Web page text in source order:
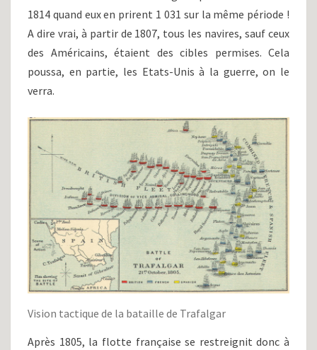
1814 quand eux en prirent 1 031 sur la même période !
A dire vrai, à partir de 1807, tous les navires, sauf ceux
des Américains, étaient des cibles permises. Cela
poussa, en partie, les Etats-Unis à la guerre, on le
verra.
Vision tactique de la bataille de Trafalgar
Après 1805, la flotte française se restreignit donc à